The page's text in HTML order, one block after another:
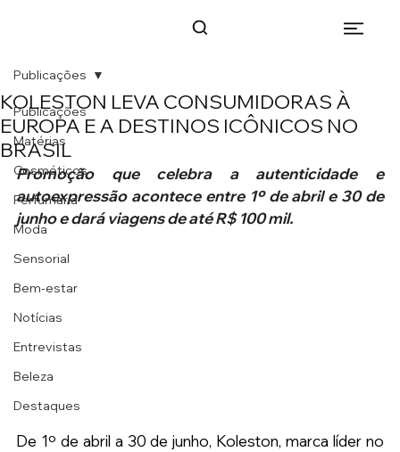
Publicações
Matérias
Cosméticos
Perfumaria
Moda
Sensorial
Bem-estar
Notícias
Entrevistas
Beleza
Destaques
Publicações
KOLESTON LEVA CONSUMIDORAS À
EUROPA E A DESTINOS ICÔNICOS NO
BRASIL
Promoção que celebra a autenticidade e
autoexpressão acontece entre 1º de abril e 30 de
junho e dará viagens de até R$ 100 mil.
De 1º de abril a 30 de junho, Koleston, marca líder no